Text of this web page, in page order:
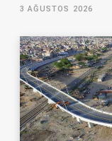
3 AĞUSTOS 2026